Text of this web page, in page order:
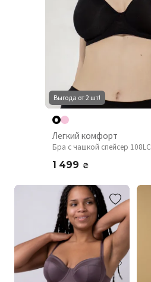
Выгода от 2 шт!
Легкий комфорт
Бра с чашкой спейсер 108LC
1 499 ₴